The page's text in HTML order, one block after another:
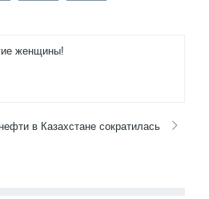
женщины!
в Казахстане сократилась